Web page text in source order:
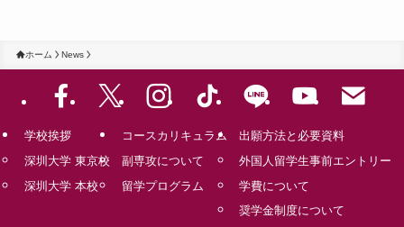
ホーム News
学校挨拶
深圳大学 東京校
深圳大学 本校
コースカリキュラム
副専攻について
留学プログラム
出願方法と必要資料
外国人留学生事前エントリー
学費について
奨学金制度について